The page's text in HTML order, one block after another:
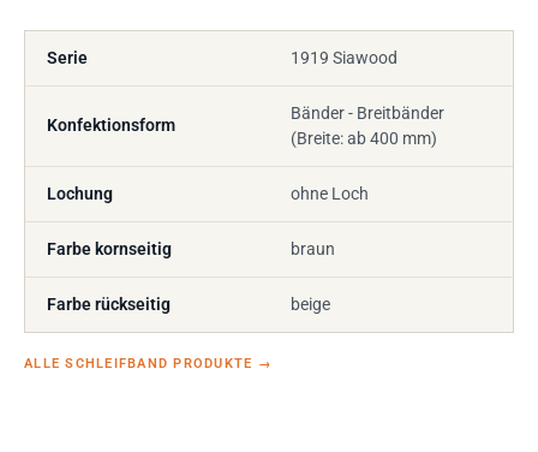
Serie 1919 Siawood
Konfektionsform
Bänder - Breitbänder
(Breite: ab 400 mm)
Lochung ohne Loch
Farbe kornseitig braun
Farbe rückseitig beige
ALLE SCHLEIFBAND PRODUKTE →